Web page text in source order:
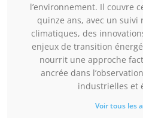
l’environnement. Il couvre
quinze ans, avec un
climatiques, des
enjeux de transition
nourrit une approche
ancrée dans
industrielles et
Voir tous les